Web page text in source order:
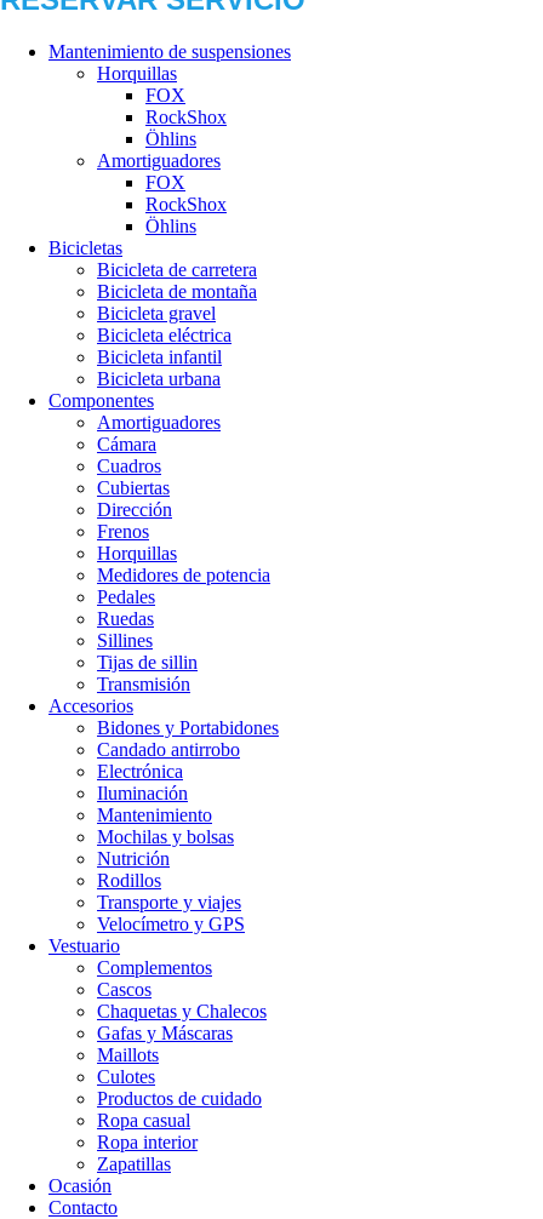
Mantenimiento de suspensiones
Horquillas
FOX
RockShox
Öhlins
Amortiguadores
FOX
RockShox
Öhlins
Bicicletas
Bicicleta de carretera
Bicicleta de montaña
Bicicleta gravel
Bicicleta eléctrica
Bicicleta infantil
Bicicleta urbana
Componentes
Amortiguadores
Cámara
Cuadros
Cubiertas
Dirección
Frenos
Horquillas
Medidores de potencia
Pedales
Ruedas
Sillines
Tijas de sillin
Transmisión
Accesorios
Bidones y Portabidones
Candado antirrobo
Electrónica
Iluminación
Mantenimiento
Mochilas y bolsas
Nutrición
Rodillos
Transporte y viajes
Velocímetro y GPS
Vestuario
Complementos
Cascos
Chaquetas y Chalecos
Gafas y Máscaras
Maillots
Culotes
Productos de cuidado
Ropa casual
Ropa interior
Zapatillas
Ocasión
Contacto